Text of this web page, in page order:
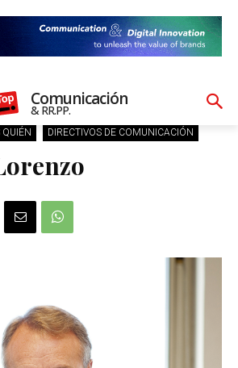
Comunicación
& RR.PP.
QUIÉN DIRECTIVOS DE COMUNICACIÓN